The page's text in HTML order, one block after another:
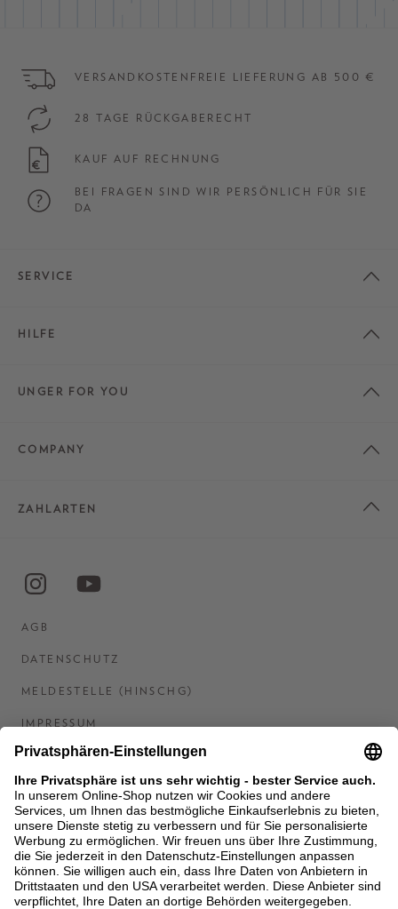
VERSANDKOSTENFREIE LIEFERUNG AB 500 €
28 TAGE RÜCKGABERECHT
KAUF AUF RECHNUNG
BEI FRAGEN SIND WIR PERSÖNLICH FÜR SIE
DA
SERVICE
HILFE
UNGER FOR YOU
COMPANY
ZAHLARTEN
AGB
DATENSCHUTZ
MELDESTELLE (HINSCHG)
IMPRESSUM
BARRIEREFREIHEITSERKLÄRUNG
KONTAKT
COOKIES
MEN'S WORLD: BRAUN HAMBURG
Ein Unternehmen der Unger GmbH & Co. KG